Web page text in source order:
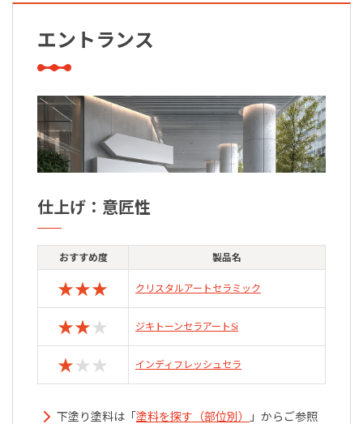
エントランス
仕上げ：意匠性
おすすめ度 製品名
★★★ クリスタルアートセラミック
★★★ ジキトーンセラアートSi
★★ ★ インディフレッシュセラ
下塗り塗料は「塗料を探す（部位別）
」からご参照